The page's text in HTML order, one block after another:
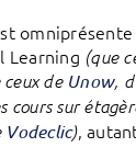
Learning (que
ceux de Unow,
cours sur
Vodeclic),